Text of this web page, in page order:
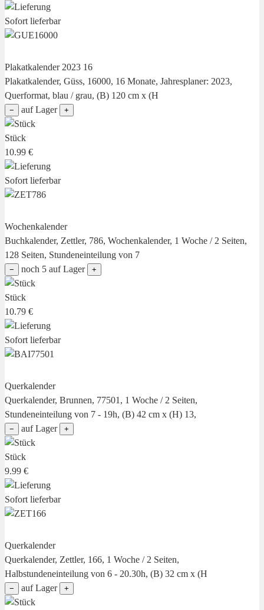
Sofort lieferbar
Plakatkalender 2023 16
Plakatkalender, Güss, 16000, 16 Monate, Jahresplaner: 2023,
Querformat, blau / grau, (B) 120 cm x (H
− auf Lager +
Stück
10.99 €
Sofort lieferbar
Wochenkalender
Buchkalender, Zettler, 786, Wochenkalender, 1 Woche / 2 Seiten,
128 Seiten, Stundeneinteilung von 7
− noch 5 auf Lager +
Stück
10.79 €
Sofort lieferbar
Querkalender
Querkalender, Brunnen, 77501, 1 Woche / 2 Seiten,
Stundeneinteilung von 7 - 19h, (B) 42 cm x (H) 13,
− auf Lager +
Stück
9.99 €
Sofort lieferbar
Querkalender
Querkalender, Zettler, 166, 1 Woche / 2 Seiten,
Halbstundeneinteilung von 6 - 20.30h, (B) 32 cm x (H
− auf Lager +